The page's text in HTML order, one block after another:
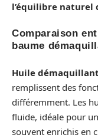
l’équilibre naturel
Comparaison
baume
Huile
remplissent des
différemment. Les
fluide, idéale pour
souvent enrichis en